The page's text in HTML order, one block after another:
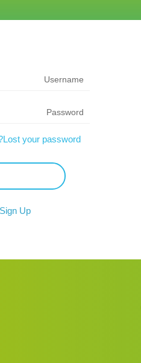
Lost your password?
Sign Up